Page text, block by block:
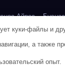
Айрес
куки-файлы и
а также
опыт.